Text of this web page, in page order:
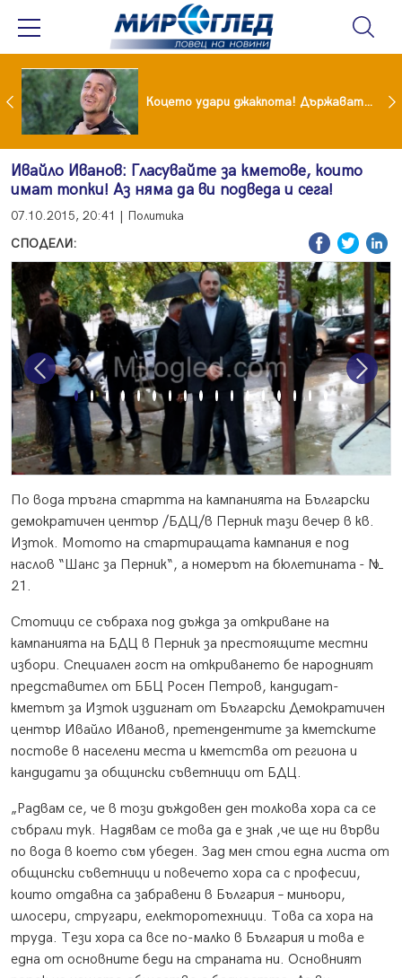
Тишина преди бурята! Защо Саня Армутлиева продължава да мълчи за раздялата с Дара? Коцето удари джакпота! Държавата му плаща 95 000 евро
Ивайло Иванов: Гласувайте за кметове, които
имат топки! Аз няма да ви подведа и сега!
07.10.2015, 20:41 | Политика
СПОДЕЛИ:
Previous Next
По вода тръгна стартта на кампанията на Български
демократичен център /БДЦ/в Перник тази вечер в кв.
Изток. Мотото на стартиращата кампания е под
наслов “Шанс за Перник“, а номерът на бюлетината - №
21.
Стотици се събраха под дъжда за откриване на
кампанията на БДЦ в Перник за престоящите местни
избори. Специален гост на откриването бе народният
представител от ББЦ Росен Петров, кандидат-
кметът за Изток издигнат от Български Демократичен
център Ивайло Иванов, претендентите за кметските
постове в населени места и кметства от региона и
кандидати за общински съветници от БДЦ.
„Радвам се, че в този дъждовен ден толкова хора са се
събрали тук. Надявам се това да е знак ,че ще ни върви
по вода в което съм убеден. Зад мен стои една листа от
общински съветници и повечето хора са с професии,
които отдавна са забравени в България – миньори,
шлосери, стругари, електоротехници. Това са хора на
труда. Тези хора са все по-малко в България и това е
една от основните беди на страната ни. Основният